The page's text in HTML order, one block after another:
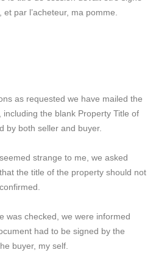
par l’acheteur, ma pomme.
as requested we have mailed the
the blank Property Title of
by both seller and buyer.
strange to me, we asked
the title of the property should not
was checked, we were informed
had to be signed by the
buyer, my self.